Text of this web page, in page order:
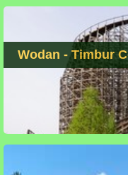
Wodan - Timbur